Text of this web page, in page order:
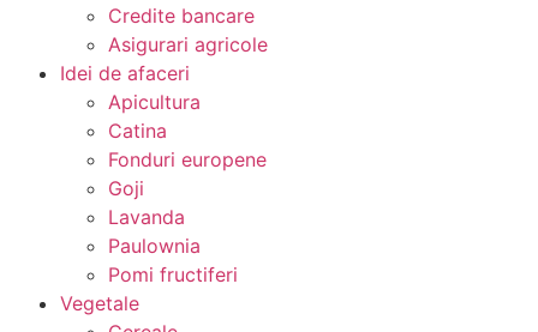
Credite bancare
Asigurari agricole
Idei de afaceri
Apicultura
Catina
Fonduri europene
Goji
Lavanda
Paulownia
Pomi fructiferi
Vegetale